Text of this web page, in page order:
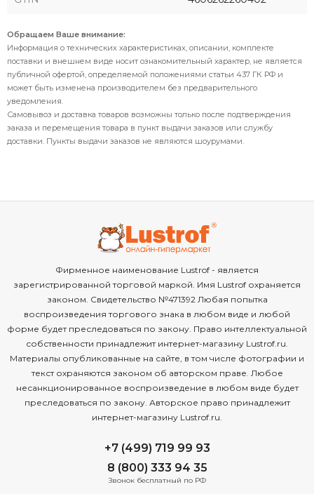
Обращаем Ваше внимание:
Информация о технических характеристиках, описании, комплекте
поставки и внешнем виде носит ознакомительный характер, не является
публичной офертой, определяемой положениями статьи 437 ГК РФ и
может быть изменена производителем без предварительного
уведомления.
Самовывоз и доставка товаров возможны только после подтверждения
заказа и перемещения товара в пункт выдачи заказов или службу
доставки. Пункты выдачи заказов не являются шоурумами.
Фирменное наименование Lustrof - является
зарегистрированной торговой маркой. Имя Lustrof охраняется
законом. Свидетельство №471392 Любая попытка
воспроизведения торгового знака в любом виде и любой
форме будет преследоваться по закону. Право интеллектуальной
собственности принадлежит интернет-магазину Lustrof.ru.
Материалы опубликованные на сайте, в том числе фотографии и
текст охраняются законом об авторском праве. Любое
несанкционированное воспроизведение в любом виде будет
преследоваться по закону. Авторское право принадлежит
интернет-магазину Lustrof.ru.
+7 (499) 719 99 93
8 (800) 333 94 35
Звонок бесплатный по РФ